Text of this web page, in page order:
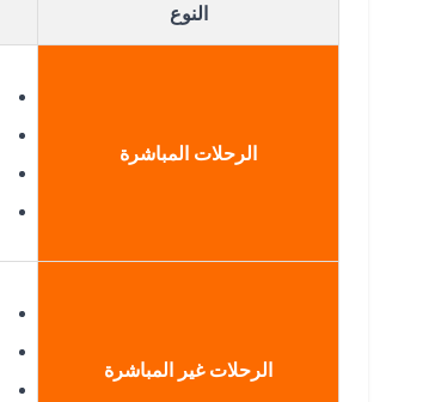
النوع
الرحلات المباشرة
الرحلات غير المباشرة